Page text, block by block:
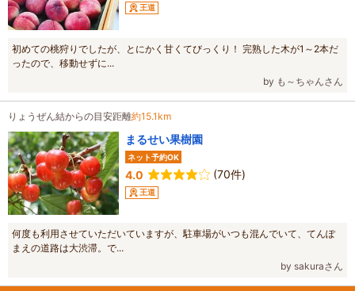
王道
初めての桃狩りでしたが、とにかく甘くてびっくり！ 完熟した木が1～2本だ
ったので、移動せずに...
by も～ちゃんさん
りょうぜん結からの目安距離約15.1km
まるせい果樹園
ネット予約OK
4.0 (70件)
王道
何度も利用させていただいていますが、駐車場がいつも混んでいて、てんぽ
まえの道路は大渋滞。で...
by sakuraさん